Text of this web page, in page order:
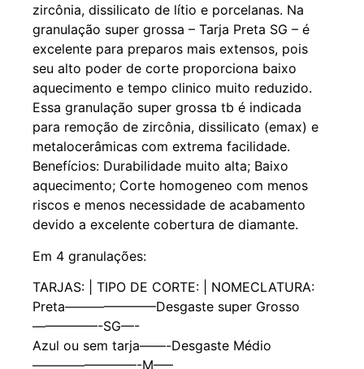
zircônia, dissilicato de lítio e porcelanas. Na
granulação super grossa – Tarja Preta SG – é
excelente para preparos mais extensos, pois
seu alto poder de corte proporciona baixo
aquecimento e tempo clinico muito reduzido.
Essa granulação super grossa tb é indicada
para remoção de zircônia, dissilicato (emax) e
metalocerâmicas com extrema facilidade.
Benefícios: Durabilidade muito alta; Baixo
aquecimento; Corte homogeneo com menos
riscos e menos necessidade de acabamento
devido a excelente cobertura de diamante.
Em 4 granulações:
TARJAS: | TIPO DE CORTE: | NOMECLATURA:
Preta———————Desgaste super Grosso
—————-SG—-
Azul ou sem tarja——-Desgaste Médio
————————-M—–